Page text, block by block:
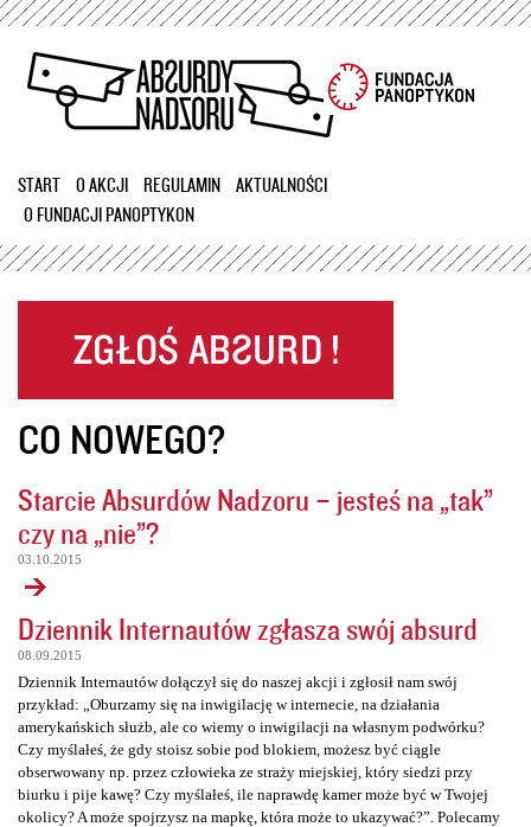
Przejdź
treści
START O AKCJI REGULAMIN
AKTUALNOŚCI
O FUNDACJI PANOPTYKON
CO NOWEGO?
Starcie Absurdów Nadzoru – jesteś na „tak”
czy na „nie”?
03.10.2015
Dziennik Internautów zgłasza swój absurd
08.09.2015
Dziennik Internautów dołączył się do naszej akcji i zgłosił nam swój
przykład: „Oburzamy się na inwigilację w internecie, na działania
amerykańskich służb, ale co wiemy o inwigilacji na własnym podwórku?
Czy myślałeś, że gdy stoisz sobie pod blokiem, możesz być ciągle
obserwowany np. przez człowieka ze straży miejskiej, który siedzi przy
biurku i pije kawę? Czy myślałeś, ile naprawdę kamer może być w Twojej
okolicy? A może spojrzysz na mapkę, która może to ukazywać?”. Polecamy